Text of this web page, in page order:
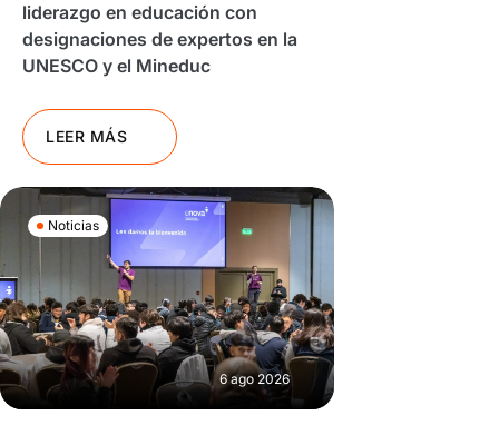
liderazgo en educación con
designaciones de expertos en la
UNESCO y el Mineduc
LEER MÁS
Noticias
6 ago 2026